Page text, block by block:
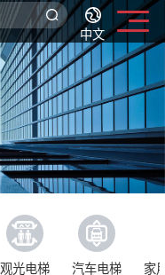
中文
观光电梯 汽车电梯 家